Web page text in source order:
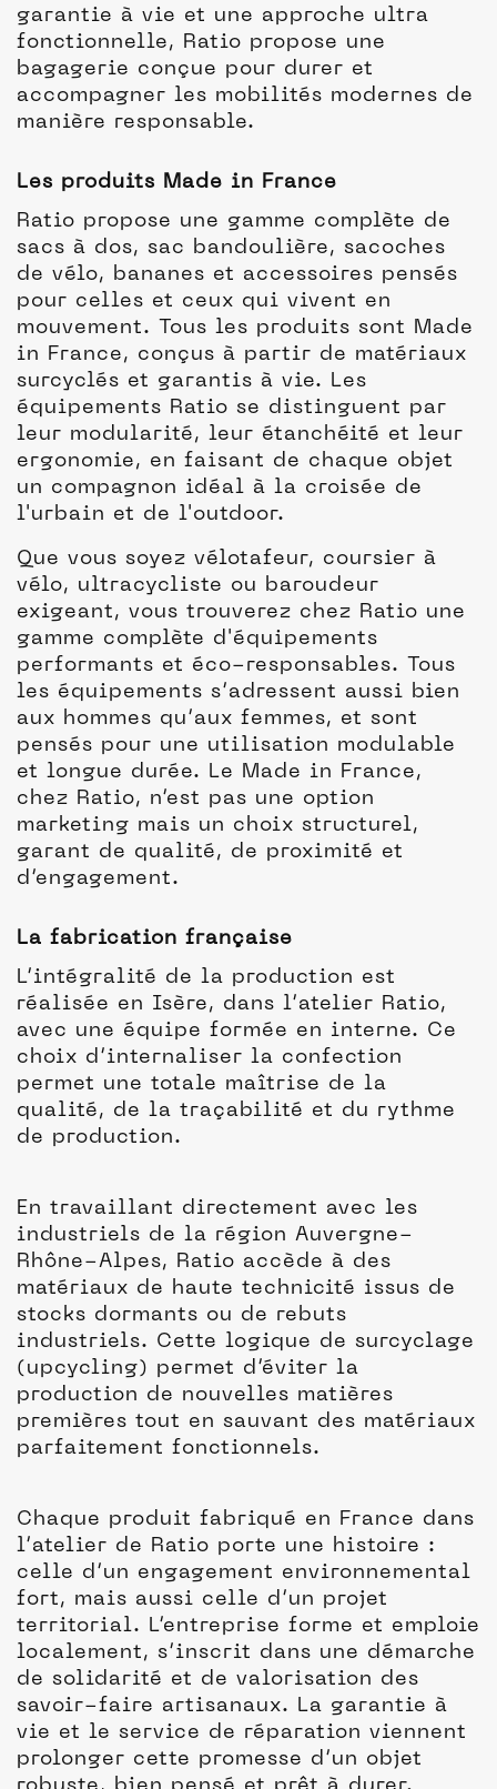
garantie à vie et une approche ultra
fonctionnelle, Ratio propose une
bagagerie conçue pour durer et
accompagner les mobilités modernes de
manière responsable.
Les produits Made in France
Ratio propose une gamme complète de
sacs à dos, sac bandoulière, sacoches
de vélo, bananes et accessoires pensés
pour celles et ceux qui vivent en
mouvement. Tous les produits sont Made
in France, conçus à partir de matériaux
surcyclés et garantis à vie. Les
équipements Ratio se distinguent par
leur modularité, leur étanchéité et leur
ergonomie, en faisant de chaque objet
un compagnon idéal à la croisée de
l'urbain et de l'outdoor.
Que vous soyez vélotafeur, coursier à
vélo, ultracycliste ou baroudeur
exigeant, vous trouverez chez Ratio une
gamme complète d'équipements
performants et éco-responsables. Tous
les équipements s’adressent aussi bien
aux hommes qu’aux femmes, et sont
pensés pour une utilisation modulable
et longue durée. Le Made in France,
chez Ratio, n’est pas une option
marketing mais un choix structurel,
garant de qualité, de proximité et
d’engagement.
La fabrication française
L’intégralité de la production est
réalisée en Isère, dans l’atelier Ratio,
avec une équipe formée en interne. Ce
choix d’internaliser la confection
permet une totale maîtrise de la
qualité, de la traçabilité et du rythme
de production.
En travaillant directement avec les
industriels de la région Auvergne-
Rhône-Alpes, Ratio accède à des
matériaux de haute technicité issus de
stocks dormants ou de rebuts
industriels. Cette logique de surcyclage
(upcycling) permet d’éviter la
production de nouvelles matières
premières tout en sauvant des matériaux
parfaitement fonctionnels.
Chaque produit fabriqué en France dans
l’atelier de Ratio porte une histoire :
celle d’un engagement environnemental
fort, mais aussi celle d’un projet
territorial. L’entreprise forme et emploie
localement, s’inscrit dans une démarche
de solidarité et de valorisation des
savoir-faire artisanaux. La garantie à
vie et le service de réparation viennent
prolonger cette promesse d’un objet